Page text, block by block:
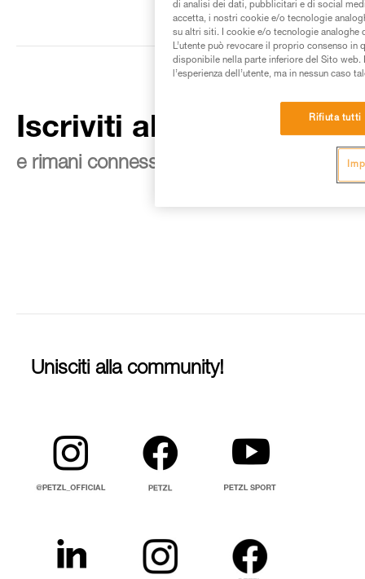
Iscriviti alla newsletter
e rimani connesso alle nostre novità
Unisciti alla community!
di analisi dei dati, pubblicitari e di social
accetta, i nostri cookie e/o tecnologie
su altri siti. I cookie e/o tecnologie analoghe
L’utente può revocare il proprio consenso
disponibile nella parte inferiore del Sito
l’esperienza dell’utente, ma in nessun caso
Rifiuta tutti